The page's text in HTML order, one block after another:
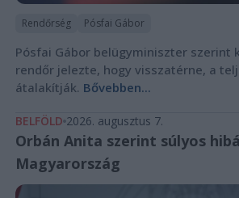
Rendőrség Pósfai Gábor
Pósfai Gábor belügyminiszter szerint
rendőr jelezte, hogy visszatérne, a
átalakítják. Bővebben...
BELFÖLD 2026. augusztus 7.
Orbán Anita szerint súlyos
Magyarország